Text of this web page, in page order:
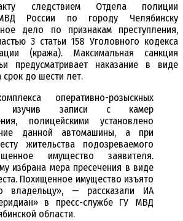
следствием Отдела полиции
России по городу Челябинску
дело по признакам преступления,
3 статьи 158 Уголовного кодекса
(кража). Максимальная санкция
предусматривает наказание в виде
до шести лет.
оперативно-розыскных
изучив записи с камер
полицейскими установлено
данной автомашины, а при
жительства подозреваемого
имущество заявителя.
избрана мера пресечения в виде
Похищенное имущество изъято
владельцу», — рассказали ИА
в пресс-службе ГУ МВД
области.